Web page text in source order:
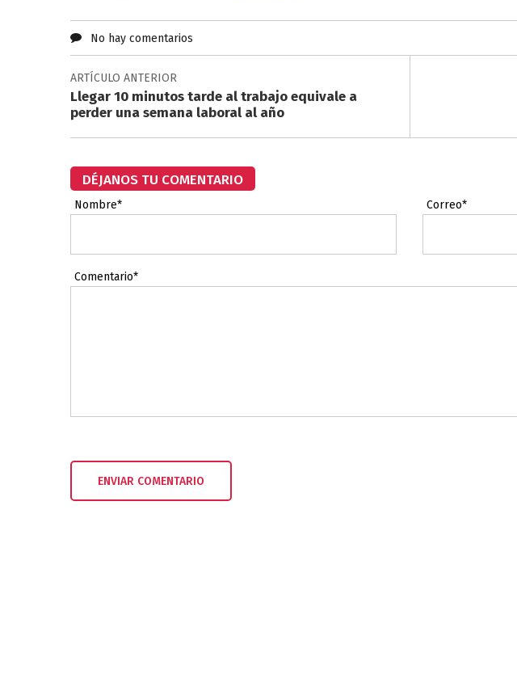
No hay comentarios
ARTÍCULO ANTERIOR
Llegar 10 minutos tarde al trabajo equivale a
perder una semana laboral al año
DÉJANOS TU COMENTARIO
Nombre* Correo*
Comentario*